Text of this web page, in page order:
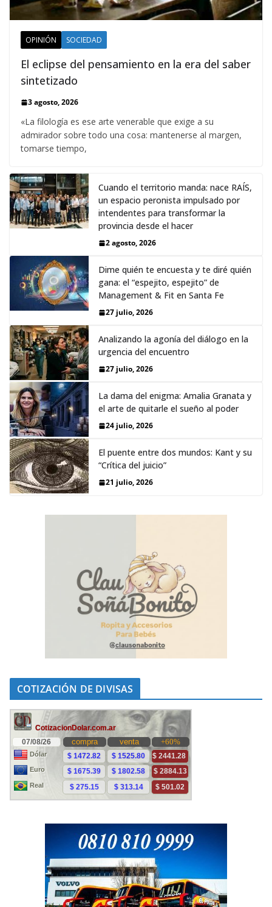
OPINIÓN SOCIEDAD
El eclipse del pensamiento en la era del saber
sintetizado
3 agosto, 2026
«La filología es ese arte venerable que exige a su
admirador sobre todo una cosa: mantenerse al margen,
tomarse tiempo,
Cuando el territorio manda: nace RAÍS,
un espacio peronista impulsado por
intendentes para transformar la
provincia desde el hacer
2 agosto, 2026
Dime quién te encuesta y te diré quién
gana: el “espejito, espejito” de
Management & Fit en Santa Fe
27 julio, 2026
Analizando la agonía del diálogo en la
urgencia del encuentro
27 julio, 2026
La dama del enigma: Amalia Granata y
el arte de quitarle el sueño al poder
24 julio, 2026
El puente entre dos mundos: Kant y su
“Crítica del juicio”
21 julio, 2026
COTIZACIÓN DE DIVISAS